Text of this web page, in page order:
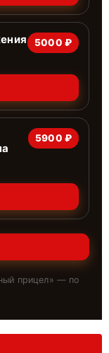
5000 ₽
5900 ₽
прицел» — по